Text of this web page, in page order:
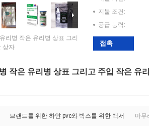
리병 작은 유리병 상표 그리
상자
지불 조건:
공급 능력:
접촉
작은 유리병 상표 그리고 주입 작은 유
브랜드를 위한 하얀 pvc와 박스를 위한 백서 마무